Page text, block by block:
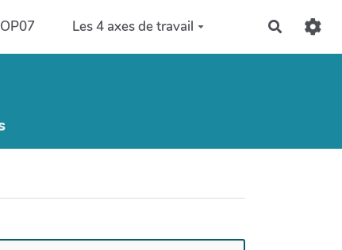
Les 4 axes de travail